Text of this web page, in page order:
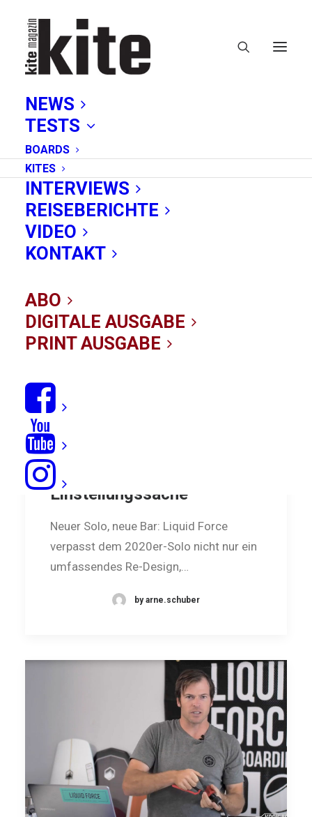
NEWS
TESTS
BOARDS
KITES
INTERVIEWS
REISEBERICHTE
VIDEO
KONTAKT
ABO
DIGITALE AUSGABE
PRINT AUSGABE
liquid force
Liquid Force Solo 2020:
Einstellungssache
Neuer Solo, neue Bar: Liquid Force
verpasst dem 2020er-Solo nicht nur ein
umfassendes Re-Design,…
by arne.schuber